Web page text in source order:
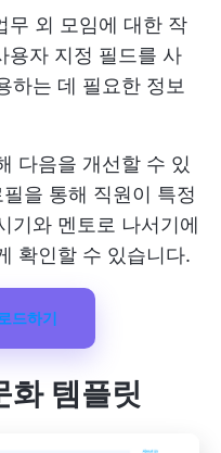
무 외 모임에 대한 작
용자 지정 필드를 사
하는 데 필요한 정보
다음을 개선할 수 있
을 통해 직원이 특정
기와 멘토로 나서기에
확인할 수 있습니다.
드하기
템플릿